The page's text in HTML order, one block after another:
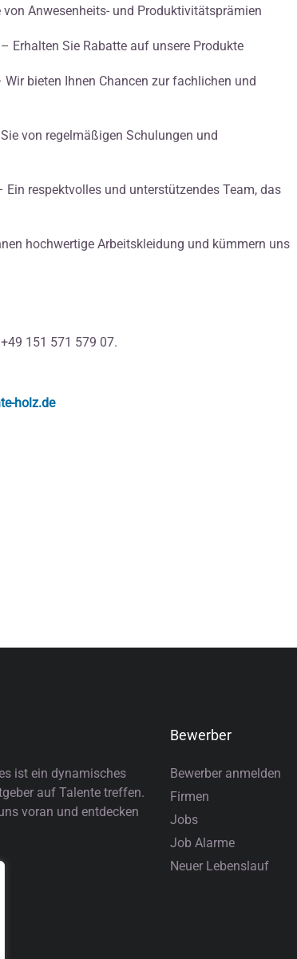
von Anwesenheits- und Produktivitätsprämien
Erhalten Sie Rabatte auf unsere Produkte
Wir bieten Ihnen Chancen zur fachlichen und
von regelmäßigen Schulungen und
Ein respektvolles und unterstützendes Team, das
hochwertige Arbeitskleidung und kümmern uns
151 571 579 07.
holz.de
ist ein dynamisches
auf Talente treffen.
voran und entdecken
Bewerber
Bewerber anmelden
Firmen
Jobs
Job Alarme
Neuer Lebenslauf